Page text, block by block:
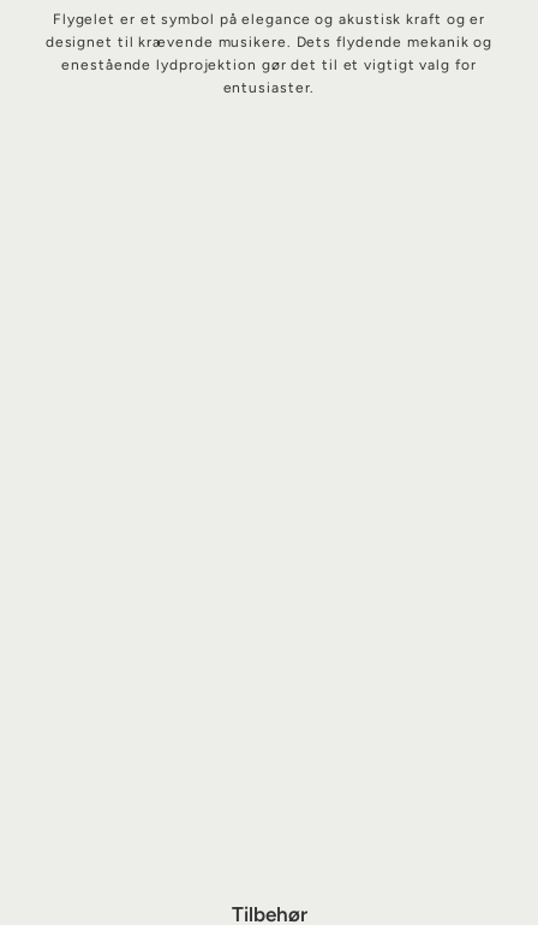
Flygelet er et symbol på elegance og akustisk kraft og er
designet til krævende musikere. Dets flydende mekanik og
enestående lydprojektion gør det til et vigtigt valg for
entusiaster.
Tilbehør